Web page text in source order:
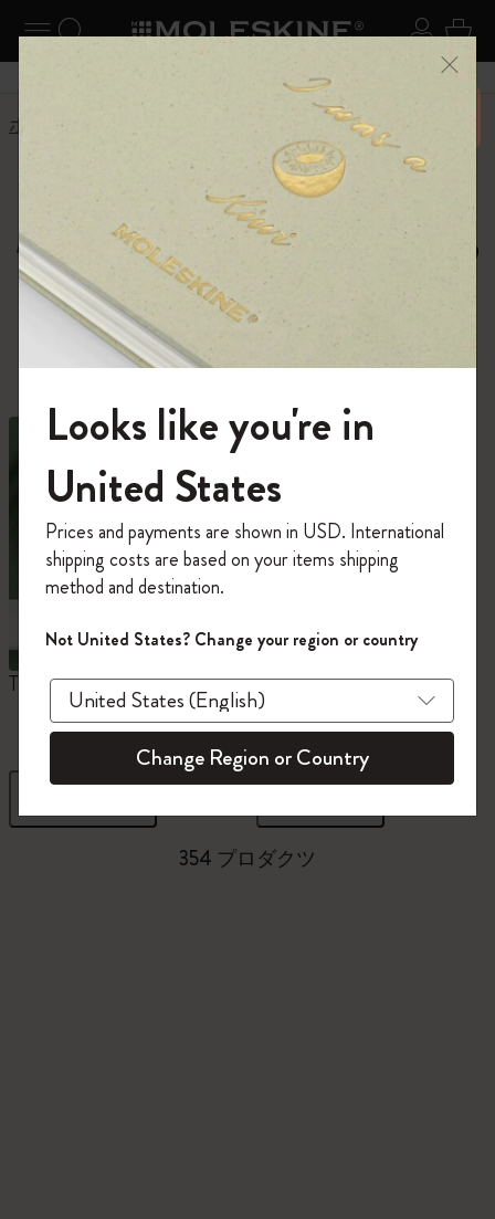
ナビゲーションの切替 ログ
検索 (キーワードなど) カ
6,500円以上のご購入で送料無料 メニ
ーを閉じる
ホーム
Moleskine Notebooks,
Journals and Cahiers
種類豊富なノートブックの中から、あなた
の才能を解き放つ1冊を。
The Original Notebook
ミニノートブックチャー
ム
354 プロダクツ
モレスキンの世界へようこそ
「WELCOME10」を入力すると、初回注
文が10%オフ＋送料無料になります。セ
ール・アウトレット品は適用外。
Moleskineアカウントを作成して限定オフ
ァーや会員特典、さらに多くのインスピ
レーションを手に入れましょう。
今すぐ会員登録 !
Looks like you're in
United States
Prices and payments are shown in USD. International
shipping costs are based on your items shipping
method and destination.
Not United States? Change your region or country
Change Region or Country